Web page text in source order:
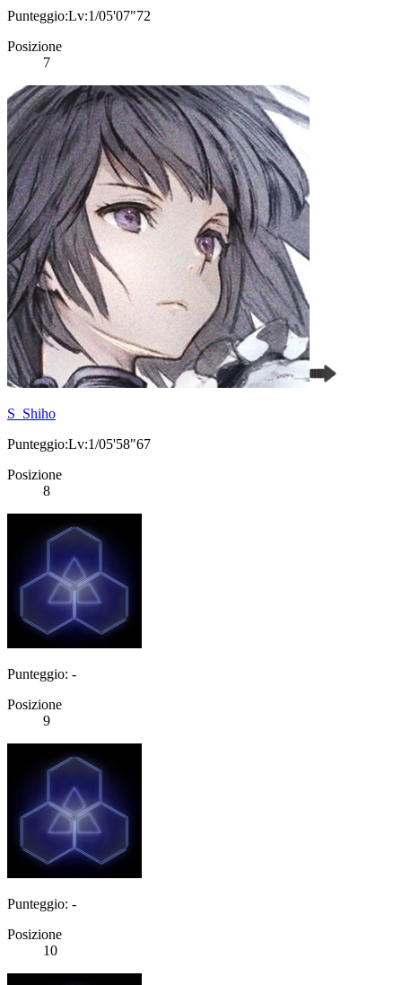
Punteggio:Lv:1/05'07"72
Posizione
7
S_Shiho
Punteggio:Lv:1/05'58"67
Posizione
8
Punteggio: -
Posizione
9
Punteggio: -
Posizione
10